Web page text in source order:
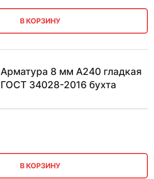
В КОРЗИНУ
Арматура 8 мм А240 гладкая
ГОСТ 34028-2016 бухта
В КОРЗИНУ